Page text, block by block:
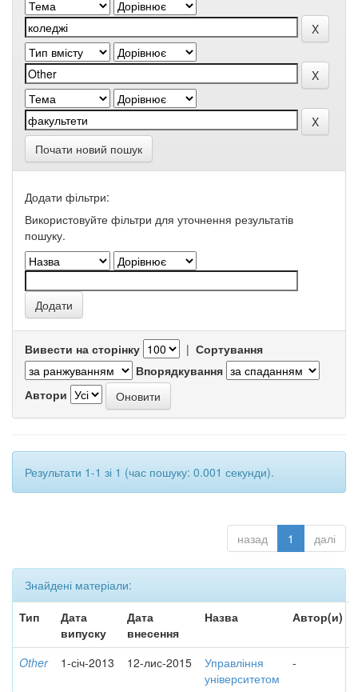
Почати новий пошук
Додати фільтри:
Використовуйте фільтри для уточнення результатів
пошуку.
Вивести на сторінку | Сортування
Впорядкування
Автори
Результати 1-1 зі 1 (час пошуку: 0.001 секунди).
назад 1 далі
Знайдені матеріали:
Тип
Дата
випуску
Дата
внесення
Назва Автор(и)
Other 1-січ-2013 12-лис-2015
Управління
університетом
-